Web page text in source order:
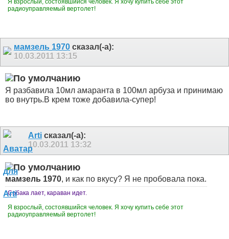
Я взрослый, состоявшийся человек. Я хочу купить себе этот
радиоуправляемый вертолет!
мамзель 1970 сказал(-а):
10.03.2011 13:15
Я разбавила 10мл амаранта в 100мл арбуза и принимаю
во внутрь.В крем тоже добавила-супер!
Arti сказал(-а):
10.03.2011 13:32
мамзель 1970, и как по вкусу? Я не пробовала пока.
Собака лает, караван идет.
Я взрослый, состоявшийся человек. Я хочу купить себе этот
радиоуправляемый вертолет!